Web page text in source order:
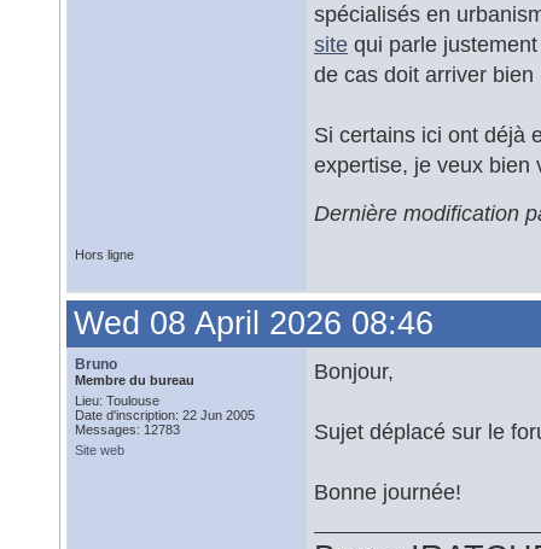
spécialisés en
site qui parle
de cas doit arriver bien
Si certains ici ont déjà
expertise, je veux bien
Dernière modification
Hors ligne
Wed 08 April 2026 08:46
Bruno
Membre du bureau
Lieu: Toulouse
Date d'inscription: 22 Jun 2005
Messages: 12783
Site web
Bonjour,
Sujet déplacé sur le
Bonne journée!